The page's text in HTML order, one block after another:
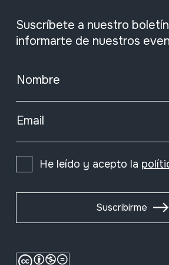
Suscríbete a nuestro
informarte de nuestros
Nombre
Email
He leído y acepto la
Suscribirme